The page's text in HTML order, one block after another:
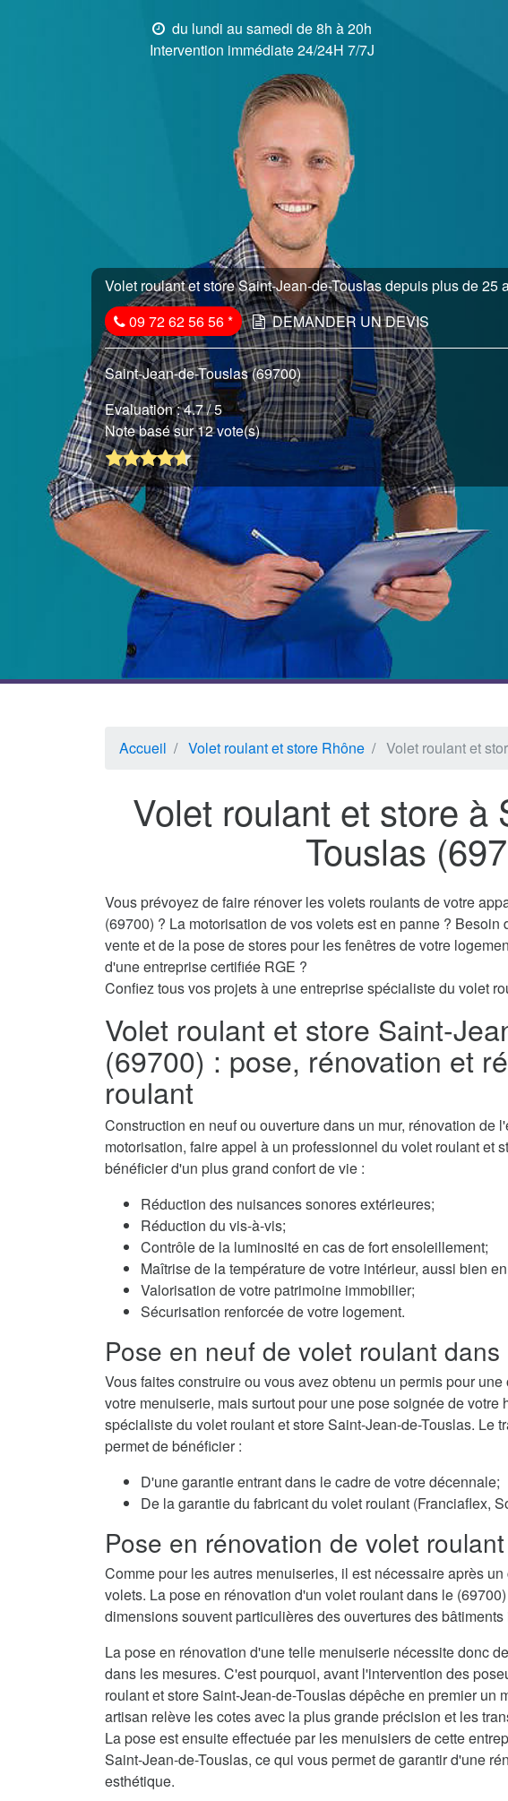
du lundi au samedi de 8h à 20h
Intervention immédiate 24/24H 7/7J
Volet roulant et store Saint-Jean-de-Touslas depuis plus de 25
09 72 62 56 56* DEMANDER UN DEVIS
Saint-Jean-de-Touslas (69700)
Evaluation :4.7/ 5
Note basé sur 12 vote(s)
Accueil Volet roulant et store Rhône Volet roulant et
Volet roulant et store à
Touslas
Vous prévoyez de faire rénover les volets roulants de votre
(69700) ? La motorisation de vos volets est en panne ?
vente et de la pose de stores pour les fenêtres de votre
d'une entreprise certifiée RGE ?
Confiez tous vos projets à une entreprise spécialiste du volet
Volet roulant et store Saint-
(69700) : pose, rénovation et
roulant
Construction en neuf ou ouverture dans un mur, rénovation de
motorisation, faire appel à un professionnel du volet roulant et
bénéficier d'un plus grand confort de vie :
Réduction des nuisances sonores extérieures;
Réduction du vis-à-vis;
Contrôle de la luminosité en cas de fort ensoleillement;
Maîtrise de la température de votre intérieur, aussi bien
Valorisation de votre patrimoine immobilier;
Sécurisation renforcée de votre logement.
Pose en neuf de volet roulant
Vous faites construire ou vous avez obtenu un permis pour
votre menuiserie, mais surtout pour une pose soignée de
spécialiste du volet roulant et store Saint-Jean-de-Touslas. Le
permet de bénéficier :
D'une garantie entrant dans le cadre de votre décennale;
De la garantie du fabricant du volet roulant (Franciaflex,
Pose en rénovation de volet roulant
Comme pour les autres menuiseries, il est nécessaire après
volets. La pose en rénovation d'un volet roulant dans le
dimensions souvent particulières des ouvertures des bâtiments
La pose en rénovation d'une telle menuiserie nécessite donc
dans les mesures. C'est pourquoi, avant l'intervention des
roulant et store Saint-Jean-de-Touslas dépêche en premier un
artisan relève les cotes avec la plus grande précision et les
La pose est ensuite effectuée par les menuisiers de cette
Saint-Jean-de-Touslas, ce qui vous permet de garantir d'une
esthétique.